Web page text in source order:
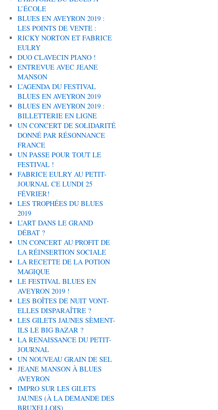
L’ÉCOLE
BLUES EN AVEYRON 2019 :
LES POINTS DE VENTE :
RICKY NORTON ET FABRICE
EULRY
DUO CLAVECIN PIANO !
ENTREVUE AVEC JEANE
MANSON
L’AGENDA DU FESTIVAL
BLUES EN AVEYRON 2019
BLUES EN AVEYRON 2019 :
BILLETTERIE EN LIGNE
UN CONCERT DE SOLIDARITÉ
DONNÉ PAR RÉSONNANCE
FRANCE
UN PASSE POUR TOUT LE
FESTIVAL !
FABRICE EULRY AU PETIT-
JOURNAL CE LUNDI 25
FÉVRIER!
LES TROPHÉES DU BLUES
2019
L’ART DANS LE GRAND
DÉBAT ?
UN CONCERT AU PROFIT DE
LA RÉINSERTION SOCIALE
LA RECETTE DE LA POTION
MAGIQUE
LE FESTIVAL BLUES EN
AVEYRON 2019 !
LES BOÎTES DE NUIT VONT-
ELLES DISPARAÎTRE ?
LES GILETS JAUNES SÈMENT-
ILS LE BIG BAZAR ?
LA RENAISSANCE DU PETIT-
JOURNAL
UN NOUVEAU GRAIN DE SEL
JEANE MANSON À BLUES
AVEYRON
IMPRO SUR LES GILETS
JAUNES (À LA DEMANDE DES
BRUXELLOIS)